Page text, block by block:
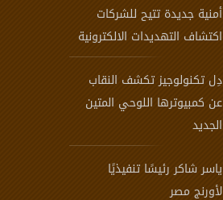
أمنية جديدة تتيح للشركات
اكتشاف التهديدات الالكترونية
دِل تكنولوجيز تكشف النقاب
عن كمبيوترها اللوحي المتين
الجديد
ياسر شاكر رئيسًا تنفيذيًا
لأورنج مصر